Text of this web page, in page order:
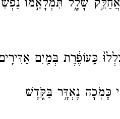
שָׁלָ֑ל תִּמְלָאֵ֣מוֹ
כַּֽעוֹפֶ֔רֶת בְּמַ֖יִם
כָּמֹ֖כָה נֶאְדָּ֣ר בַּקֹּ֑דֶשׁ